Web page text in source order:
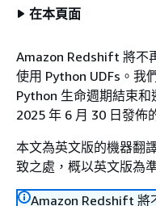
在本頁面
Amazon Redshift 將不
使用 Python UDFs。我
Python 生命週期結束
2025 年 6 月 30 日發佈
本文為英文版的機器翻
致之處，概以英文版為
Amazon Redshift 將